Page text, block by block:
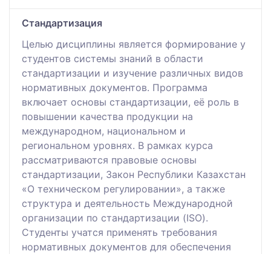
Стандартизация
Целью дисциплины является формирование у
студентов системы знаний в области
стандартизации и изучение различных видов
нормативных документов. Программа
включает основы стандартизации, её роль в
повышении качества продукции на
международном, национальном и
региональном уровнях. В рамках курса
рассматриваются правовые основы
стандартизации, Закон Республики Казахстан
«О техническом регулировании», а также
структура и деятельность Международной
организации по стандартизации (ISO).
Студенты учатся применять требования
нормативных документов для обеспечения